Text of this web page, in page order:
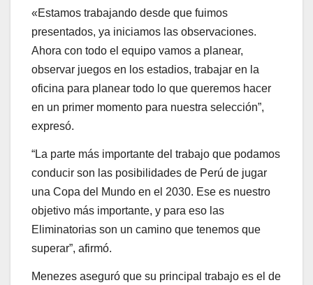
«Estamos trabajando desde que fuimos
presentados, ya iniciamos las observaciones.
Ahora con todo el equipo vamos a planear,
observar juegos en los estadios, trabajar en la
oficina para planear todo lo que queremos hacer
en un primer momento para nuestra selección”,
expresó.
“La parte más importante del trabajo que podamos
conducir son las posibilidades de Perú de jugar
una Copa del Mundo en el 2030. Ese es nuestro
objetivo más importante, y para eso las
Eliminatorias son un camino que tenemos que
superar”, afirmó.
Menezes aseguró que su principal trabajo es el de